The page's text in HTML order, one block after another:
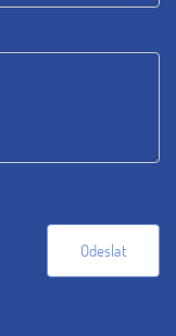
Odeslat